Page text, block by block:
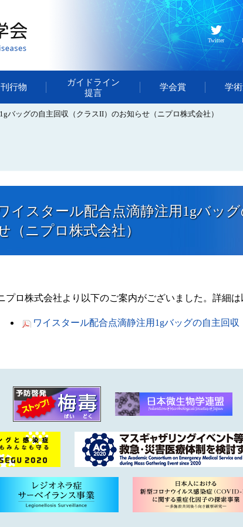
Twitter
行物
ガイドライン
提言
学会賞 学
バッグの自主回収（クラスII）のお知らせ（ニプロ株式会社）
イスタール配合点滴静注用1gバッ
（ニプロ株式会社）
プロ株式会社より以下のご案内がございました。詳細は
ワイスタール配合点滴静注用1gバッグの自主回